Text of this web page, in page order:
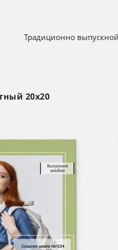
Традиционно
20х20